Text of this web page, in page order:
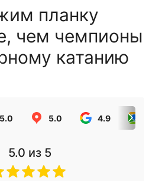
планку
чем чемпионы
катанию
5.0 5.0 4.9
5.0 из 5